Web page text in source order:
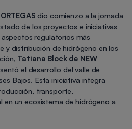
dio comienzo a la jornada
de los proyectos e iniciativas
regulatorios más
y distribución de hidrógeno en los
Tatiana Block de NEW
el desarrollo del valle de
Bajos. Esta iniciativa integra
transporte,
en un ecosistema de hidrógeno a